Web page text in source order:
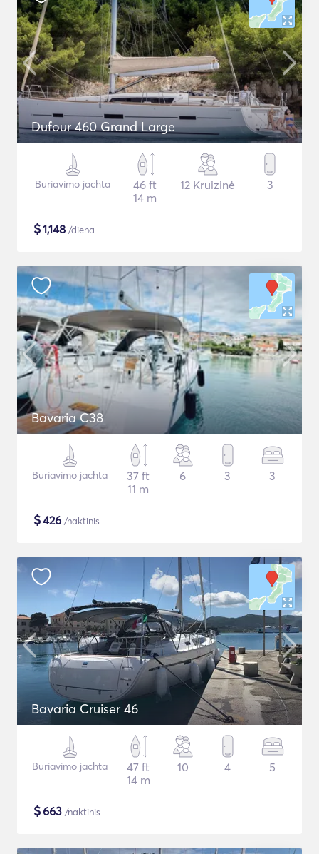
Dufour 460 Grand Large
Buriavimo jachta
46 ft
14 m
12 Kruizinė 3
$1,148 /diena
Bavaria C38
Buriavimo jachta
37 ft
11 m
6 3 3
$426 /naktinis
Bavaria Cruiser 46
Buriavimo jachta
47 ft
14 m
10 4 5
$663 /naktinis